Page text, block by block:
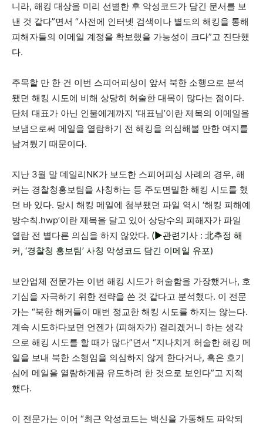
니라, 해킹 대상을 미리 선별한 후 악성코드가 담긴 문서를 보
낸 것 같다”면서 “사전에 인터넷 검색이나 별도의 해킹을 통해
피해자들의 이메일 계정을 확보했을 가능성이 크다”고 진단했
다.
주목할 만 한 건 이번 스피어피싱이 앞서 북한 소행으로 분석
됐던 해킹 시도에 비해 상당히 허술한 대목이 많다는 점이다.
단체 대표가 아닌 인물에게까지 ‘대표님’이란 제목의 이메일을
보냄으로써 메일을 열람하기 전 해킹을 의심해볼 만한 여지를
남겨뒀기 때문이다.
지난 3월 말 데일리NK가 보도한 스피어피싱 사례의 경우, 해
커는 경찰청홍보팀을 사칭하는 등 주도면밀한 해킹 시도를 했
던 바 있다. 당시 해킹 메일에 첨부됐던 파일 역시 ‘해킹 피해예
방수칙.hwp’이란 제목을 달고 있어 상당수의 피해자가 파일
열람 전 별다른 의심을 하지 않았다. (▶관련기사 : 北추정 해
커, ‘경찰청 홍보팀’ 사칭 악성코드 담긴 이메일 유포)
보안업체 전문가는 이번 해킹 시도가 허술함을 가장했거나, 호
기심을 자극하기 위한 전략을 쓴 것 같다고 분석했다. 이 전문
가는 “북한 해커들이 매번 정교한 해킹 시도를 하지는 않는다.
계속 시도하다보면 언젠가 (피해자가) 걸리겠거니 하는 생각
으로 해킹 시도를 할 때가 많다”면서 “지나치게 허술한 해킹 메
일을 보내 북한 소행임을 의심하지 않게 한다거나, 혹은 호기
심에 메일을 열람하게끔 유도하려 한 것으로 보인다”고 지적
했다.
이 전문가는 이어 “최근 악성코드는 백신을 가동해도 파악되